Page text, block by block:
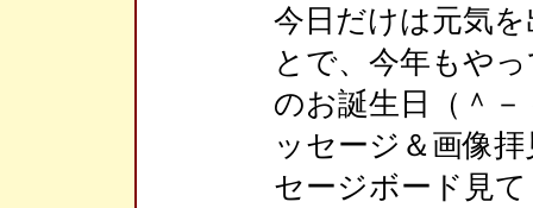
今日だけは元気
とで、今年もや
のお誕生日（＾
ッセージ＆画像
セージボード見